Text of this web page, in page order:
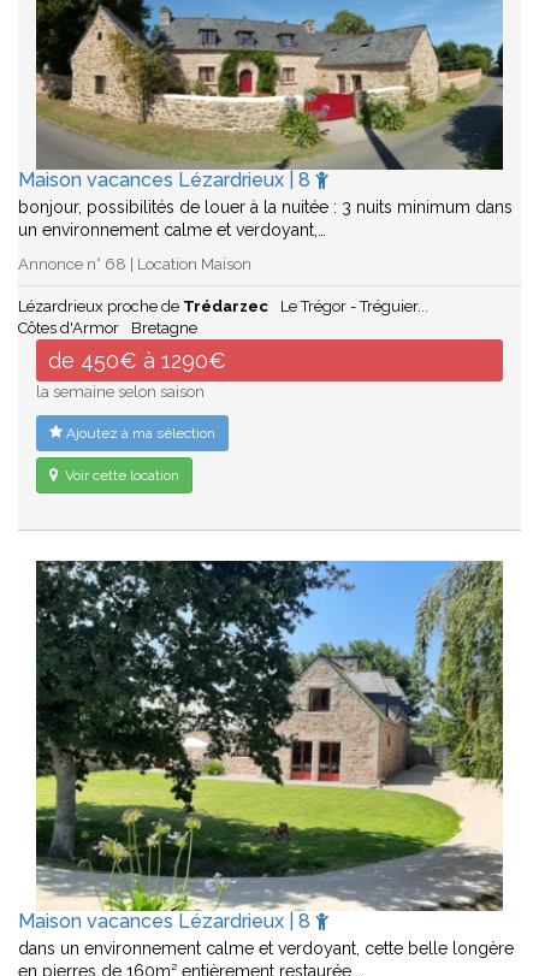
Maison vacances Lézardrieux | 8
bonjour, possibilités de louer à la nuitée : 3 nuits minimum dans
un environnement calme et verdoyant,…
Annonce n° 68 | Location Maison
Lézardrieux proche de Trédarzec
Le Trégor - Tréguier...
Côtes d'Armor
Bretagne
de 450€ à 1290€
la semaine selon saison
Ajoutez à ma sélection
Voir cette location
Maison vacances Lézardrieux | 8
dans un environnement calme et verdoyant, cette belle longère
en pierres de 160m² entièrement restaurée,…